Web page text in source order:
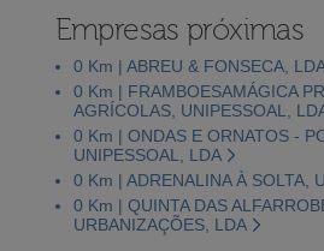
Empresas próximas
0 Km | ABREU & FONSECA,
0 Km | FRAMBOESAMÁGICA
AGRÍCOLAS, UNIPESSOAL,
0 Km | ONDAS E ORNATOS -
UNIPESSOAL, LDA
0 Km | ADRENALINA À SOLTA,
0 Km | QUINTA DAS
URBANIZAÇÕES, LDA